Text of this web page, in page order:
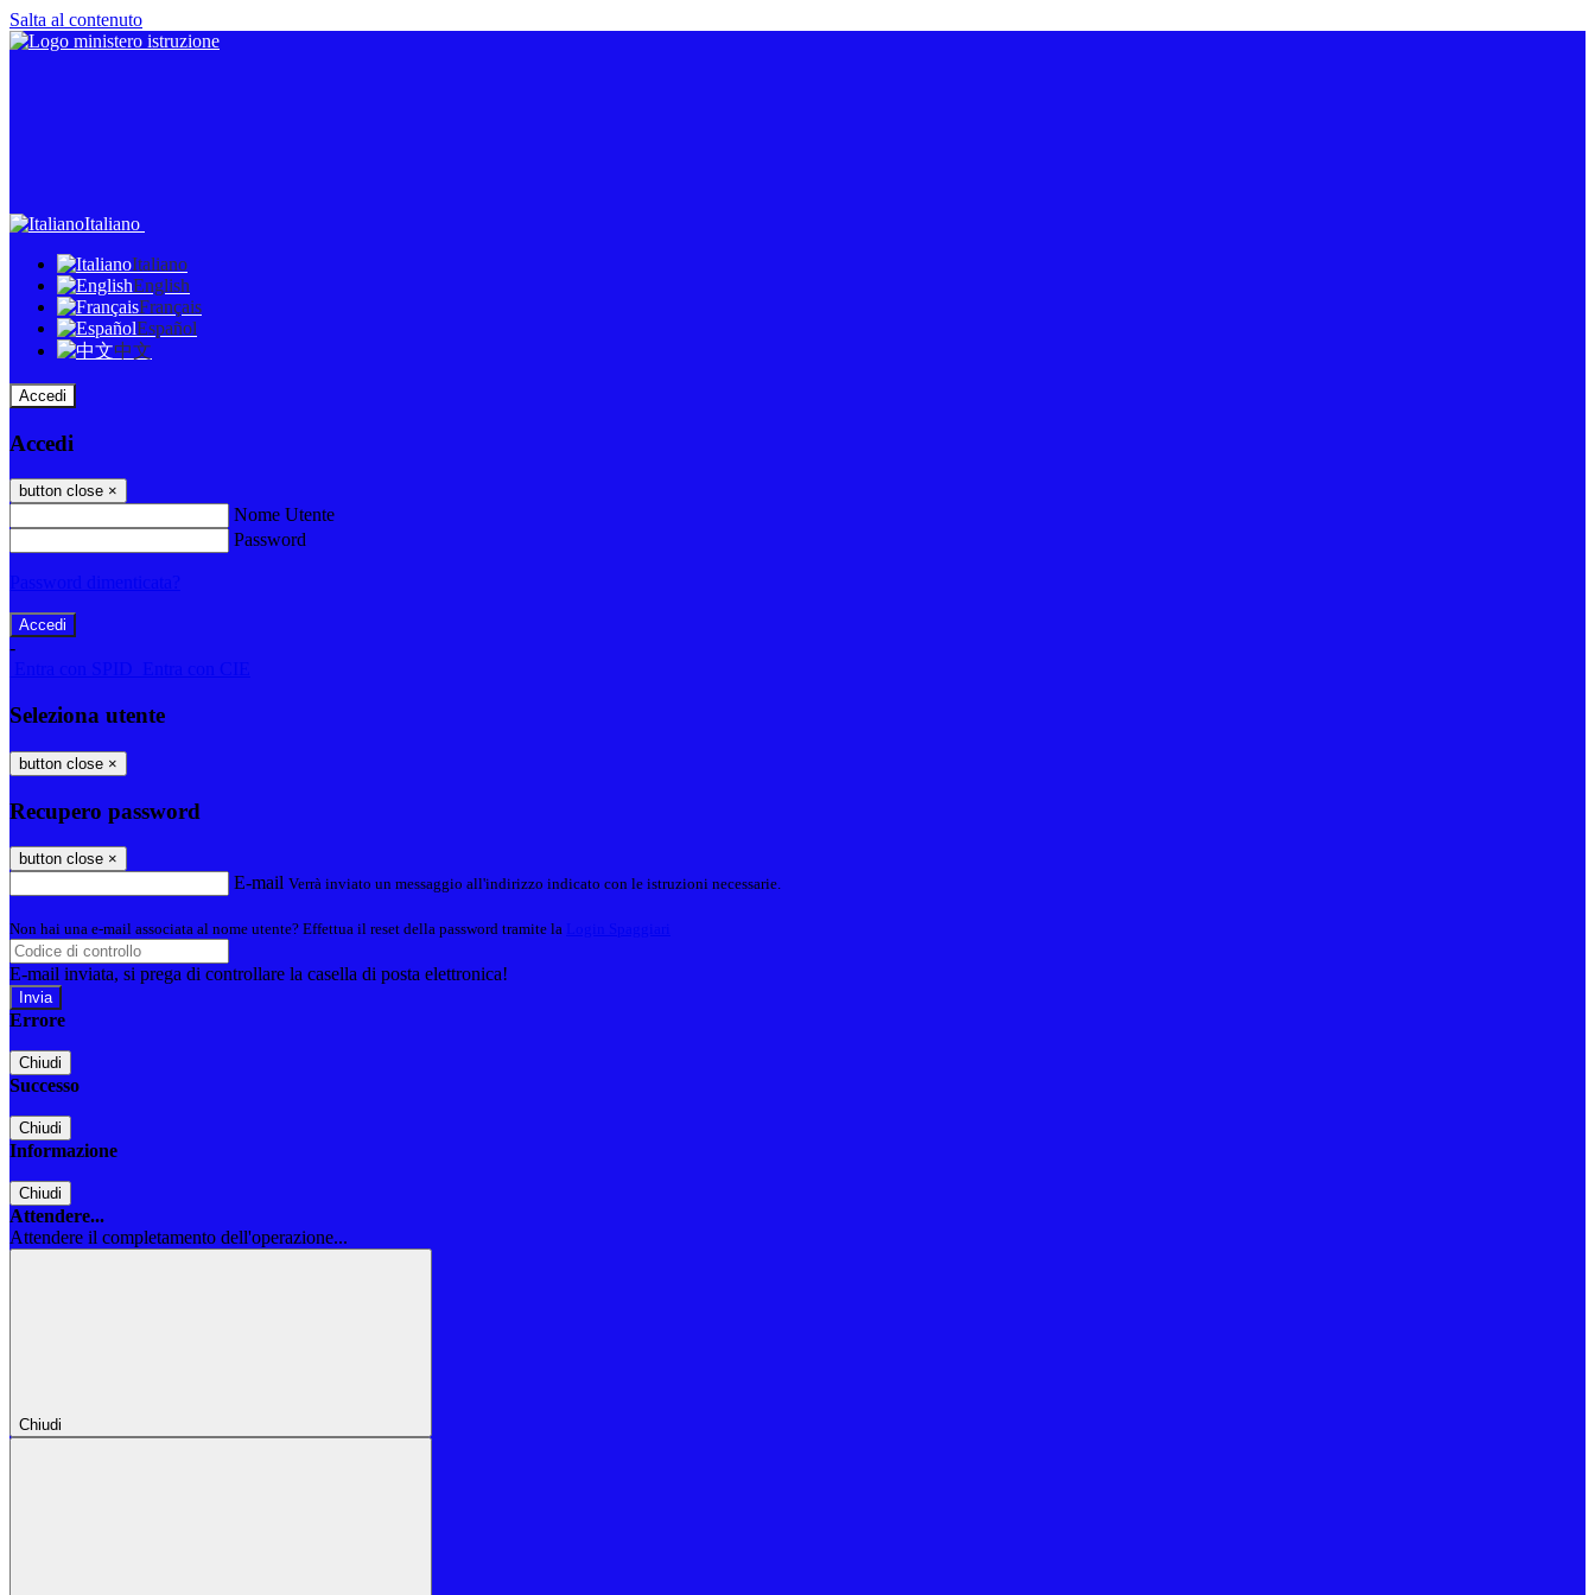
Salta al contenuto
Italiano
Italiano
English
Français
Español
中文
Accedi
Accedi
button close ×
Nome Utente
Password
-
Seleziona utente
button close ×
Recupero password
button close ×
E-mail Verrà inviato un messaggio all'indirizzo indicato con le istruzioni necessarie.
Non hai una e-mail associata al nome utente? Effettua il reset della password tramite la
E-mail inviata, si prega di controllare la casella di posta elettronica!
Errore
Chiudi
Successo
Chiudi
Informazione
Chiudi
Attendere...
Attendere il completamento dell'operazione...
Chiudi